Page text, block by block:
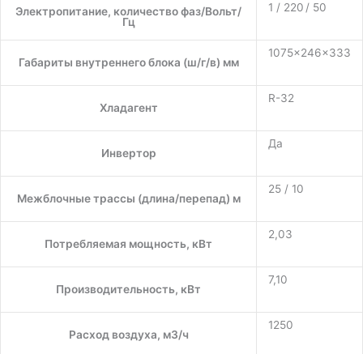
Электропитание, количество фаз/Вольт/
Гц
1 / 220 / 50
Габариты внутреннего блока (ш/г/в) мм
1075×246×333
Хладагент
R-32
Инвертор
Да
Межблочные трассы (длина/перепад) м
25 / 10
Потребляемая мощность, кВт
2,03
Производительность, кВт
7,10
Расход воздуха, м3/ч
1250